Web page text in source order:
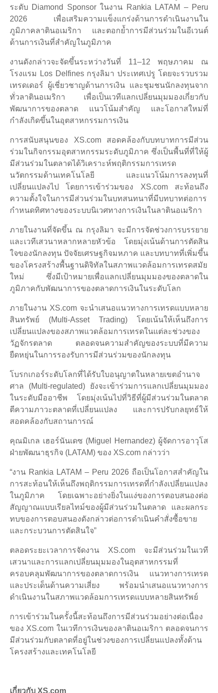
ระดับ Diamond Sponsor ในงาน Rankia LATAM – Peru
2026 เพื่อเสริมความแข็งแกร่งด้านการดำเนินงานใน
ภูมิภาคลาตินอเมริกา และตอกย้ำการมีส่วนร่วมในอีเวนต์
ด้านการเงินที่สำคัญในภูมิภาค
งานดังกล่าวจะจัดขึ้นระหว่างวันที่ 11–12 พฤษภาคม ณ
โรงแรม Los Delfines กรุงลิมา ประเทศเปรู โดยจะรวบรวม
เทรดเดอร์ ผู้เชี่ยวชาญด้านการเงิน และชุมชนนักลงทุนจาก
ทั่วลาตินอเมริกา เพื่อเป็นเวทีแลกเปลี่ยนมุมมองเกี่ยวกับ
พัฒนาการของตลาด แนวโน้มสำคัญ และโอกาสใหม่ที่
กำลังเกิดขึ้นในอุตสาหกรรมการเงิน
การสนับสนุนของ XS.com สอดคล้องกับบทบาทการมีส่วน
ร่วมในกิจกรรมอุตสาหกรรมระดับภูมิภาค ซึ่งเป็นพื้นที่ที่ให้ผู้
มีส่วนร่วมในตลาดได้วิเคราะห์พฤติกรรมการเทรด
นวัตกรรมด้านเทคโนโลยี และแนวโน้มการลงทุนที่
เปลี่ยนแปลงไป โดยการเข้าร่วมของ XS.com สะท้อนถึง
ความตั้งใจในการมีส่วนร่วมในบทสนทนาที่มีบทบาทต่อการ
กำหนดทิศทางของระบบนิเวศทางการเงินในลาตินอเมริกา
ภายในงานที่จัดขึ้น ณ กรุงลิมา จะมีการจัดช่วงการบรรยาย
และเวทีเสวนาหลากหลายหัวข้อ โดยมุ่งเน้นด้านการตัดสิน
ใจของนักลงทุน ปัจจัยเศรษฐกิจมหภาค และบทบาทที่เพิ่มขึ้น
ของโครงสร้างพื้นฐานดิจิทัลในสภาพแวดล้อมการเทรดสมัย
ใหม่ ซึ่งมีเป้าหมายเพื่อแลกเปลี่ยนมุมมองของตลาดใน
ภูมิภาคกับพัฒนาการของตลาดการเงินในระดับโลก
ภายในงาน XS.com จะนำเสนอแนวทางการเทรดแบบหลาย
สินทรัพย์ (Multi-Asset Trading) โดยเน้นให้เห็นถึงการ
เปลี่ยนแปลงของสภาพแวดล้อมการเทรดในแต่ละช่วงของ
วัฏจักรตลาด ตลอดจนความสำคัญของระบบที่มีความ
ยืดหยุ่นในการรองรับการมีส่วนร่วมของนักลงทุน
โบรกเกอร์ระดับโลกที่ได้รับใบอนุญาตในหลายเขตอำนาจ
ศาล (Multi-regulated) ยังจะเข้าร่วมการแลกเปลี่ยนมุมมอง
ในระดับมืออาชีพ โดยมุ่งเน้นไปที่วิธีที่ผู้มีส่วนร่วมในตลาด
ตีความภาวะตลาดที่เปลี่ยนแปลง และการปรับกลยุทธ์ให้
สอดคล้องกับสถานการณ์
คุณมิเกล เฮอร์นันเดซ (Miguel Hernandez) ผู้จัดการอาวุโส
ฝ่ายพัฒนาธุรกิจ (LATAM) ของ XS.com กล่าวว่า
“งาน Rankia LATAM – Peru 2026 ถือเป็นโอกาสสำคัญใน
การสะท้อนให้เห็นถึงพฤติกรรมการเทรดที่กำลังเปลี่ยนแปลง
ในภูมิภาค โดยเฉพาะอย่างยิ่งในแง่ของการตอบสนองต่อ
สัญญาณแบบเรียลไทม์ของผู้มีส่วนร่วมในตลาด และผลกระ
ทบของการตอบสนองดังกล่าวต่อการดำเนินคำสั่งซื้อขาย
และกระบวนการตัดสินใจ”
ตลอดระยะเวลาการจัดงาน XS.com จะมีส่วนร่วมในเวที
เสวนาและการแลกเปลี่ยนมุมมองในอุตสาหกรรมที่
ครอบคลุมพัฒนาการของตลาดการเงิน แนวทางการเทรด
และประเด็นด้านความเสี่ยง พร้อมนำเสนอแนวทางการ
ดำเนินงานในสภาพแวดล้อมการเทรดแบบหลายสินทรัพย์
การเข้าร่วมในครั้งนี้สะท้อนถึงการมีส่วนร่วมอย่างต่อเนื่อง
ของ XS.com ในเวทีการเงินของลาตินอเมริกา ตลอดจนการ
มีส่วนร่วมกับตลาดที่อยู่ในช่วงของการเปลี่ยนแปลงทั้งด้าน
โครงสร้างและเทคโนโลยี
เกี่ยวกับ XS.com